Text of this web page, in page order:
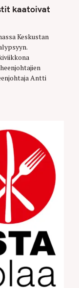
kaatoivat
Keskustan
Antti